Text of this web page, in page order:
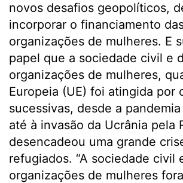
novos desafios geopolíticos,
incorporar o financiamento
organizações de mulheres. E
papel que a sociedade civil e
organizações de mulheres,
Europeia (UE) foi atingida por
sucessivas, desde a
até à invasão da Ucrânia pela
desencadeou uma grande
refugiados. “A sociedade civil
organizações de mulheres